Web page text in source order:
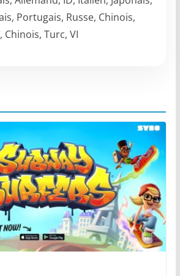
Portugais, Russe, Chinois,
Chinois, Turc, VI